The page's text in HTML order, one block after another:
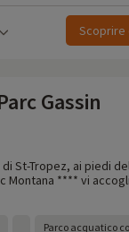
Scoprire
Gassin
St-Tropez, ai piedi
Montana **** vi
Parco acquatico